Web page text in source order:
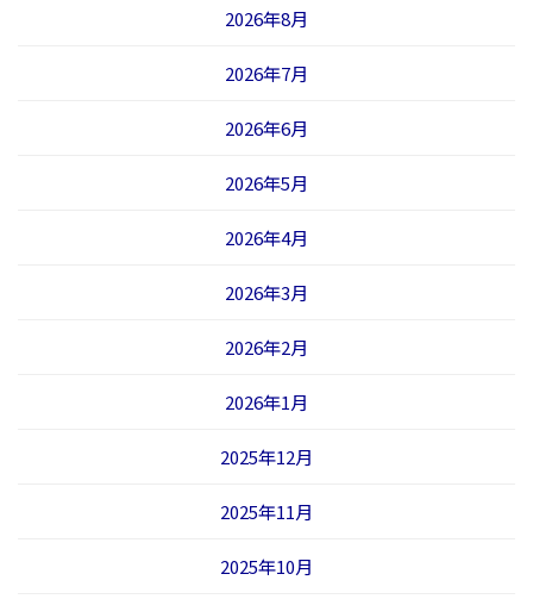
2026年8月
2026年7月
2026年6月
2026年5月
2026年4月
2026年3月
2026年2月
2026年1月
2025年12月
2025年11月
2025年10月